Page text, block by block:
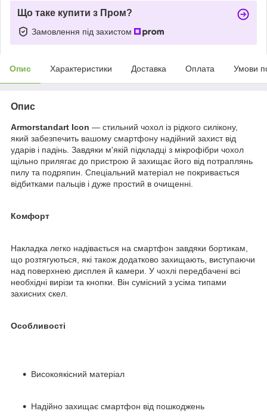
Що таке купити з Пром?
Замовлення під захистом
Опис Характеристики Доставка Оплата Умови
Опис
Armorstandart Icon — стильний чохол із рідкого силікону,
який забезпечить вашому смартфону надійний захист від
ударів і падінь. Завдяки м'якій підкладці з мікрофібри чохол
щільно прилягає до пристрою й захищає його від потраплянь
пилу та подряпин. Спеціальний матеріал не покривається
відбитками пальців і дуже простий в очищенні.
Комфорт
Накладка легко надівається на смартфон завдяки бортикам,
що розтягуються, які також додатково захищають, виступаючи
над поверхнею дисплея й камери. У чохлі передбачені всі
необхідні вирізи та кнопки. Він сумісний з усіма типами
захисних скел.
Особливості
Високоякісний матеріал
Надійно захищає смартфон від пошкоджень